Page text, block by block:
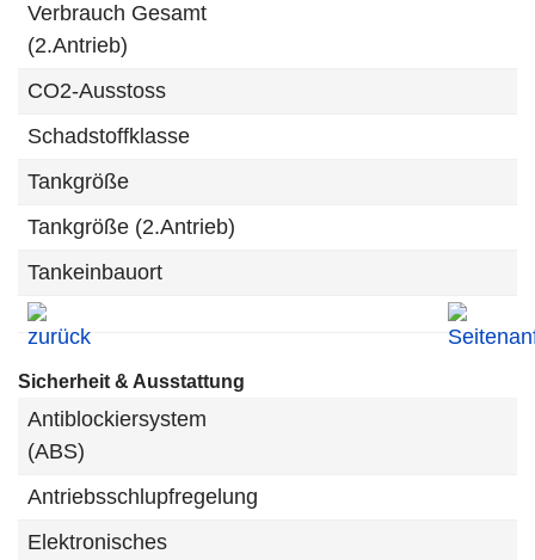
Verbrauch Gesamt
(2.Antrieb)
CO2-Ausstoss
Schadstoffklasse
Tankgröße
Tankgröße (2.Antrieb)
Tankeinbauort
Sicherheit & Ausstattung
Antiblockiersystem
(ABS)
Antriebsschlupfregelung
Elektronisches